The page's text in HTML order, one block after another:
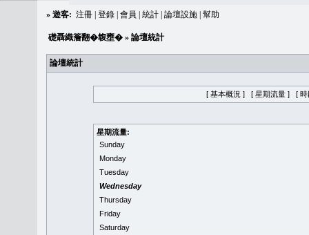
» 遊客: 注冊 登錄 會員 統計 論壇設施 幫助
礎聶織簷翻�䪖壅� » 論壇統計
論壇統計
[ 基本概況 ] [ 星期流量 ] [ 時
星期流量:
Sunday
Monday
Tuesday
Wednesday
Thursday
Friday
Saturday